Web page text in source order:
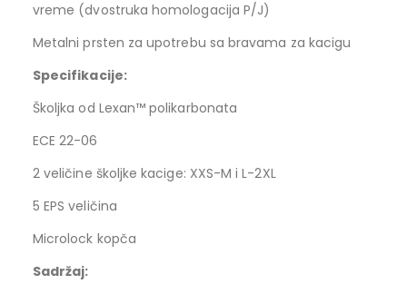
vreme (dvostruka homologacija P/J)
Metalni prsten za upotrebu sa bravama za kacigu
Specifikacije:
Školjka od Lexan™ polikarbonata
ECE 22-06
2 veličine školjke kacige: XXS-M i L-2XL
5 EPS veličina
Microlock kopča
Sadržaj: